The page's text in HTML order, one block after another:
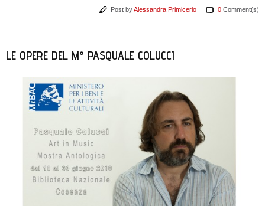
Post byAlessandra Primicerio 0 Comment(s)
LE OPERE DEL M° PASQUALE COLUCCI